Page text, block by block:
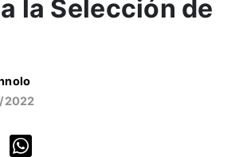
la Selección de
2022